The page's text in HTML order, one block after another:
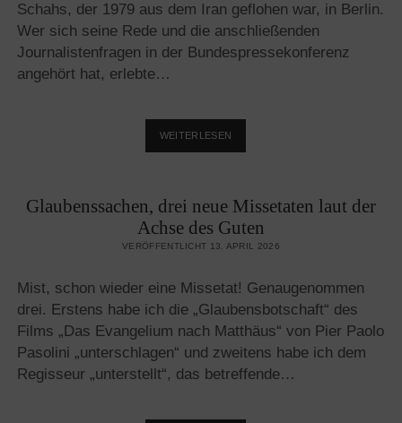
Schahs, der 1979 aus dem Iran geflohen war, in Berlin.
Wer sich seine Rede und die anschließenden
Journalistenfragen in der Bundespressekonferenz
angehört hat, erlebte…
WEITERLESEN
PAHLAVI
GEFÄHRLICH
LINKE
Glaubenssachen, drei neue Missetaten laut der
Achse des Guten
VERÖFFENTLICHT 13. APRIL 2026
Mist, schon wieder eine Missetat! Genaugenommen
drei. Erstens habe ich die „Glaubensbotschaft“ des
Films „Das Evangelium nach Matthäus“ von Pier Paolo
Pasolini „unterschlagen“ und zweitens habe ich dem
Regisseur „unterstellt“, das betreffende…